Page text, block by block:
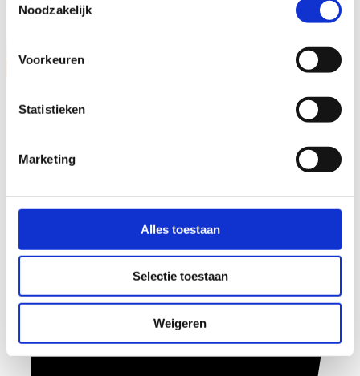
Noodzakelijk
Voorkeuren
Statistieken
Marketing
Alles toestaan
Selectie toestaan
Weigeren
bouwambities waar!